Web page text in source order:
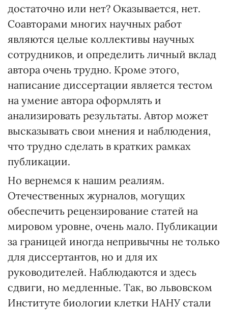
достаточно или нет? Оказывается, нет.
Соавторами многих научных работ
являются целые коллективы научных
сотрудников, и определить личный вклад
автора очень трудно. Кроме этого,
написание диссертации является тестом
на умение автора оформлять и
анализировать результаты. Автор может
высказывать свои мнения и наблюдения,
что трудно сделать в кратких рамках
публикации.
Но вернемся к нашим реалиям.
Отечественных журналов, могущих
обеспечить рецензирование статей на
мировом уровне, очень мало. Публикации
за границей иногда непривычны не только
для диссертантов, но и для их
руководителей. Наблюдаются и здесь
сдвиги, но медленные. Так, во львовском
Институте биологии клетки НАНУ стали